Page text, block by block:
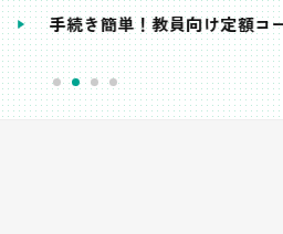
手続き簡単！教員向け定額コー